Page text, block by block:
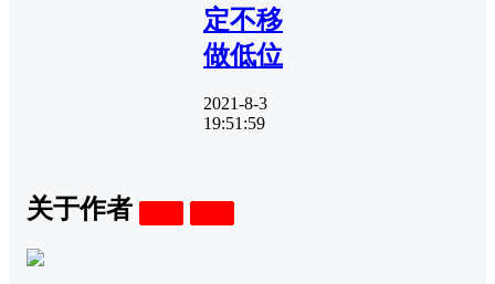
定不移
做低位
2021-8-3
19:51:59
关于作者